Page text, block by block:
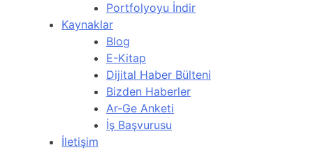
Portfolyoyu İndir
Kaynaklar
Blog
E-Kitap
Dijital Haber Bülteni
Bizden Haberler
Ar-Ge Anketi
İş Başvurusu
İletişim